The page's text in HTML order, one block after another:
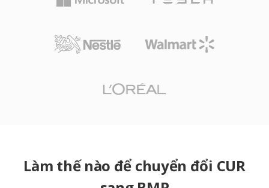
Làm thế nào để chuyển đổi CUR